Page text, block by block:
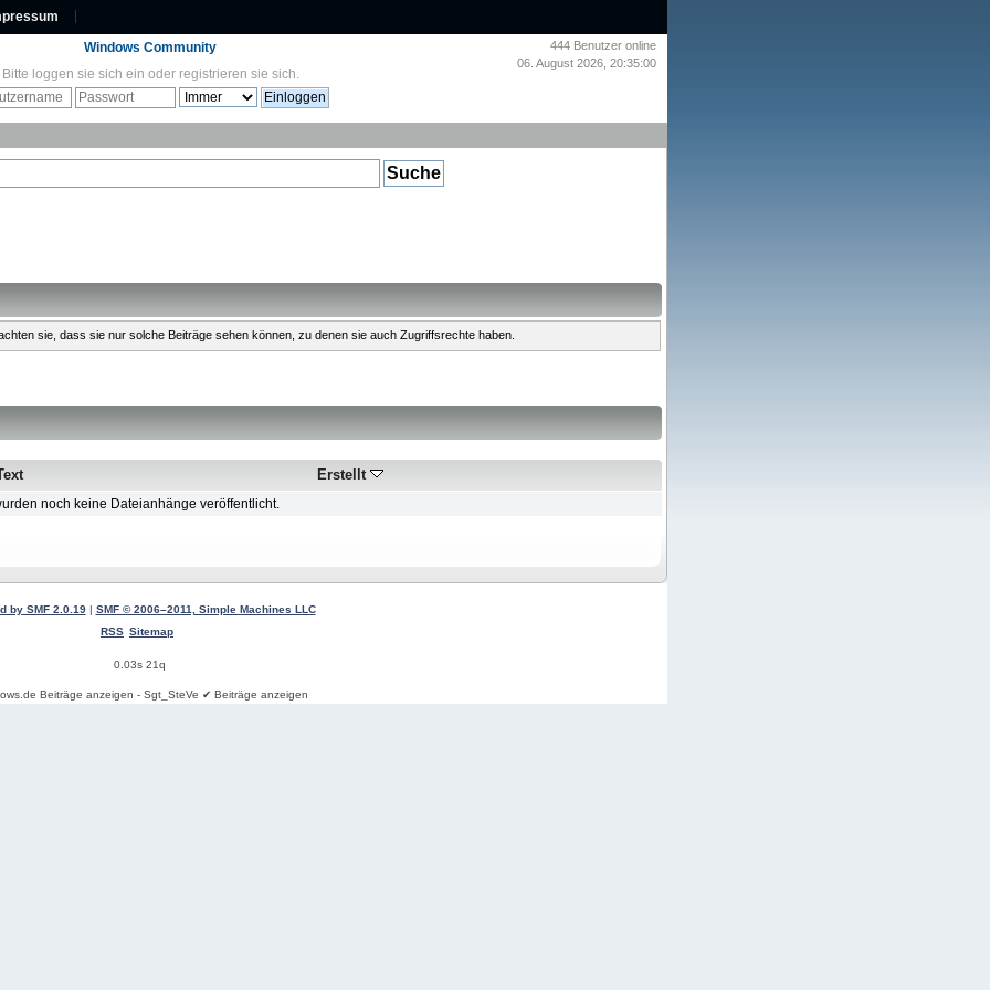
444 Benutzer online
06. August 2026, 20:35:00
Windows Community
Bitte loggen sie sich ein oder registrieren sie sich.
sie, dass sie nur solche Beiträge sehen können, zu denen sie auch Zugriffsrechte haben.
Erstellt
noch keine Dateianhänge veröffentlicht.
by SMF 2.0.19| SMF © 2006–2011, Simple Machines LLC
RSS Sitemap
0.03s 21q
Beiträge anzeigen - Sgt_SteVe ✔ Beiträge anzeigen